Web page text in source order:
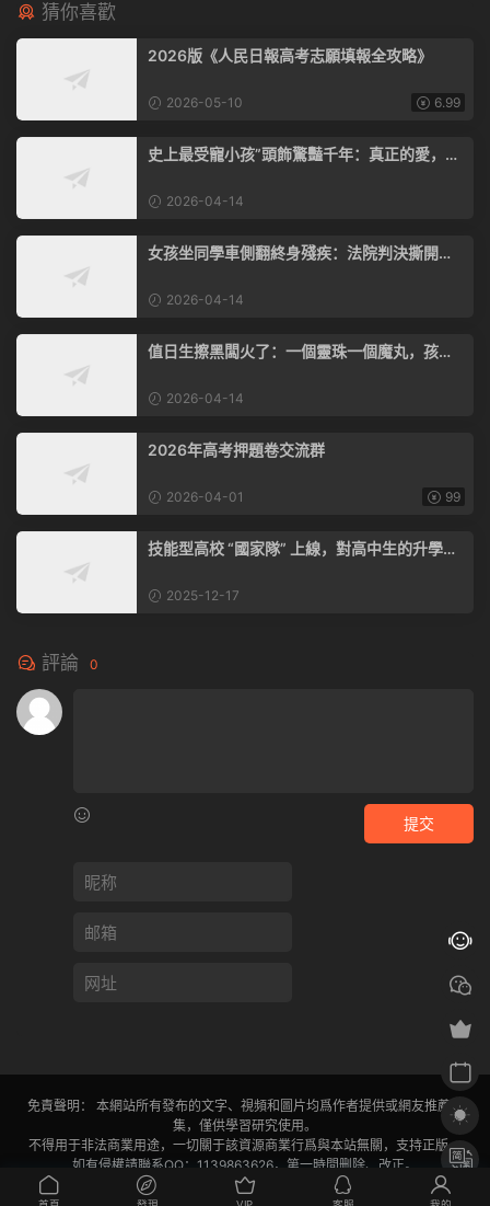
猜你喜歡
2026版《人民日報高考志願填報全攻略》
2026-05-10 6.99
史上最受寵小孩”頭飾驚豔千年：真正的愛，從
2026-04-14
女孩坐同學車側翻終身殘疾：法院判決撕開
2026-04-14
值日生擦黑闆火了：一個靈珠一個魔丸，孩子
2026-04-14
2026年高考押題卷交流群
2026-04-01 99
技能型高校 “國家隊” 上線，對高中生的升學、
2025-12-17
評論 0
提交
免責聲明： 本網站所有發布的文字、視頻和圖片均爲作者提供或網友推薦收
集，僅供學習研究使用。
不得用于非法商業用途，一切關于該資源商業行爲與本站無關，支持正版。
如有侵權請聯系QQ：1139863626，第一時間删除、改正。
閩ICP備2024030531号-1